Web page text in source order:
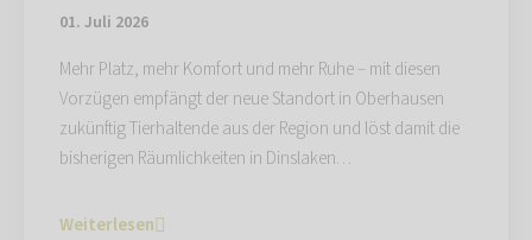
01. Juli 2026
Mehr Platz, mehr Komfort und mehr Ruhe – mit diesen
Vorzügen empfängt der neue Standort in Oberhausen
zukünftig Tierhaltende aus der Region und löst damit die
bisherigen Räumlichkeiten in Dinslaken…
Weiterlesen